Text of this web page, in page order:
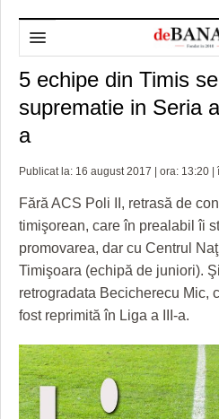
HOME
DESPRE NOI
POLITICA DE
ADMINISTRAȚIE
PREFECTURA TIMIŞ
POLI TIMISOARA
FOTBAL JUDETEAN
ALTE SPORTURI
OPINII
DOSARELE DEBANAT
ETICA LUCIDITĂȚII ASISTATE
ZÂMBETE AMARE
GRĂDINA TAICII DOMNULUI
TIMP LIBER ȘI CULTURĂ
TIMP LIBER
CULTURA
CRONICĂ DE FILM
ECONOMIC
MAI MULTE
ACCIDENTE
5 echipe din Timis
suprematie in Seria
a
Publicat la: 16 august 2017 | ora: 13:20 |
Fără ACS Poli II, retrasă de
timişorean, care în prealabil îi
promovarea, dar cu Centrul
Timişoara (echipă de juniori).
retrogradata Becicherecu Mic,
fost reprimită în Liga a III-a.